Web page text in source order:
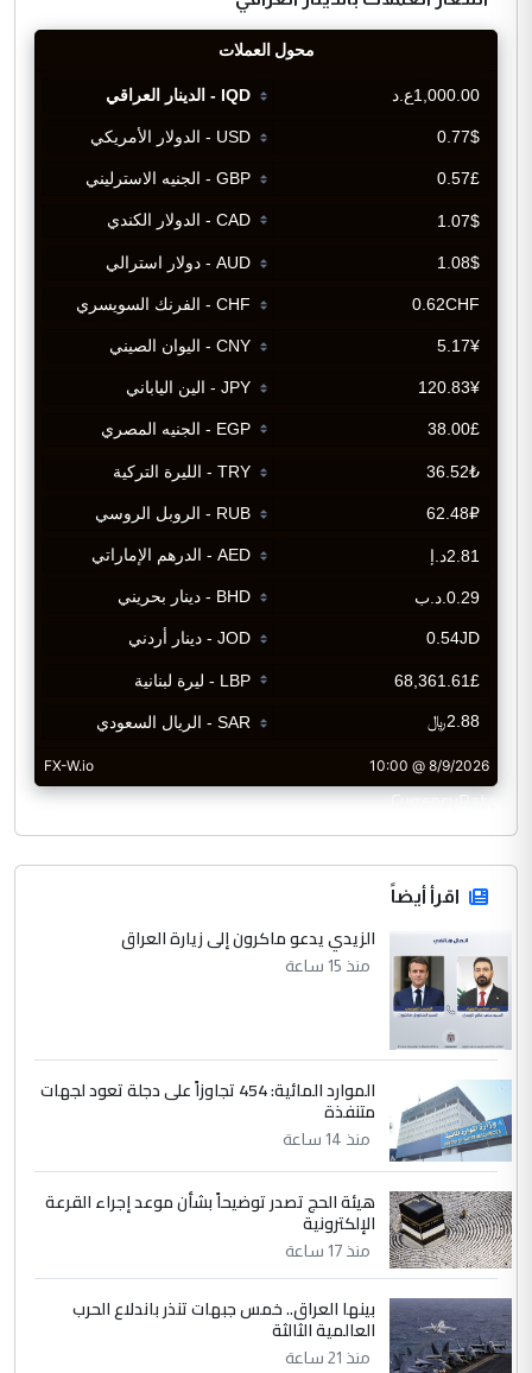
CurrencyRate
اقرأ أيضاً
الزيدي يدعو ماكرون إلى زيارة العراق
منذ 15 ساعة
الموارد المائية: 454 تجاوزاً على دجلة تعود لجهات
متنفذة
منذ 14 ساعة
هيئة الحج تصدر توضيحاً بشأن موعد إجراء القرعة
الإلكترونية
منذ 17 ساعة
بينها العراق.. خمس جبهات تنذر باندلاع الحرب
العالمية الثالثة
منذ 21 ساعة